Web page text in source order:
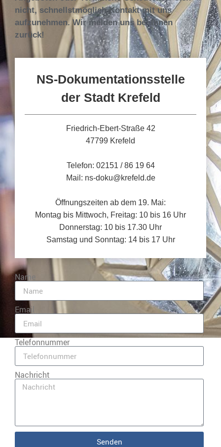
nicht, schnellstmöglich Kontakt mit uns
aufzunehmen. Wir melden uns bei Ihnen
zurück!
NS-Dokumentationsstelle
der Stadt Krefeld
Friedrich-Ebert-Straße 42
47799 Krefeld
Telefon: 02151 / 86 19 64
Mail: ns-doku@krefeld.de
Öffnungszeiten ab dem 19. Mai:
Montag bis Mittwoch, Freitag: 10 bis 16 Uhr
Donnerstag: 10 bis 17.30 Uhr
Samstag und Sonntag: 14 bis 17 Uhr
Name
Email
Telefonnummer
Nachricht
Senden